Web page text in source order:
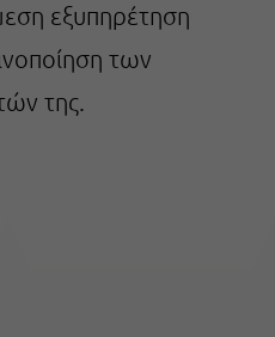
εξυπηρέτηση
των
της.